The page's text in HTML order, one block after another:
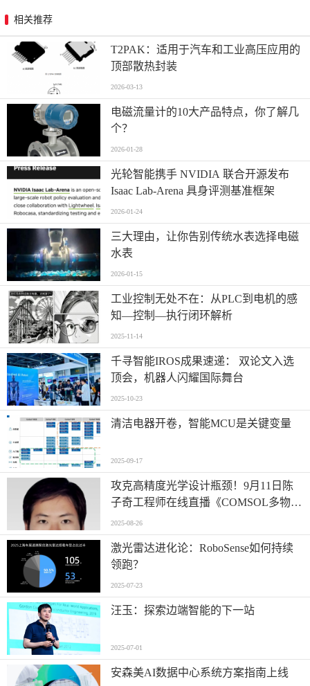
相关推荐
T2PAK：适用于汽车和工业高压应用的
顶部散热封装
2026-03-13
电磁流量计的10大产品特点，你了解几
个？
2026-01-28
光轮智能携手 NVIDIA 联合开源发布
Isaac Lab-Arena 具身评测基准框架
2026-01-24
三大理由，让你告别传统水表选择电磁
水表
2026-01-15
工业控制无处不在：从PLC到电机的感
知—控制—执行闭环解析
2025-11-14
千寻智能IROS成果速递： 双论文入选
顶会，机器人闪耀国际舞台
2025-10-23
清洁电器开卷，智能MCU是关键变量
2025-09-17
攻克高精度光学设计瓶颈！9月11日陈
子奇工程师在线直播《COMSOL多物理
场仿真优化高精度光学系统设计》
2025-08-26
激光雷达进化论：RoboSense如何持续
领跑？
2025-07-23
汪玉：探索边端智能的下一站
2025-07-01
安森美AI数据中心系统方案指南上线